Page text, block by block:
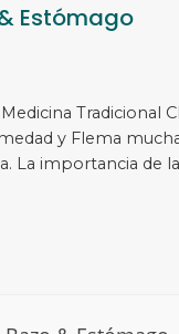
& Estómago
Tradicional
y Flema
La importancia de